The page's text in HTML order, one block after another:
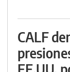
CALF